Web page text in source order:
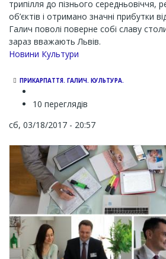
трипілля до пізнього середньовіччя,
об’єктів і отримано значні прибутки
Галич поволі поверне собі славу
зараз вважають Львів.
Новини Культури
ПРИКАРПАТТЯ. ГАЛИЧ. КУЛЬТУРА.
10 переглядів
сб, 03/18/2017 - 20:57